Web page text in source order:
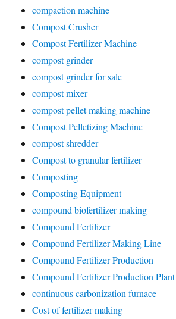
compaction machine
Compost Crusher
Compost Fertilizer Machine
compost grinder
compost grinder for sale
compost mixer
compost pellet making machine
Compost Pelletizing Machine
compost shredder
Compost to granular fertilizer
Composting
Composting Equipment
compound biofertilizer making
Compound Fertilizer
Compound Fertilizer Making Line
Compound Fertilizer Production
Compound Fertilizer Production Plant
continuous carbonization furnace
Cost of fertilizer making